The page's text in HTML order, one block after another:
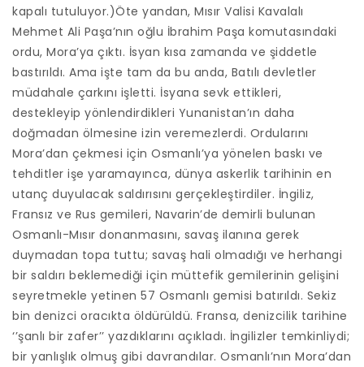
kapalı tutuluyor.)Öte yandan, Mısır Valisi Kavalalı
Mehmet Ali Paşa’nın oğlu İbrahim Paşa komutasındaki
ordu, Mora’ya çıktı. İsyan kısa zamanda ve şiddetle
bastırıldı. Ama işte tam da bu anda, Batılı devletler
müdahale çarkını işletti. İsyana sevk ettikleri,
destekleyip yönlendirdikleri Yunanistan’ın daha
doğmadan ölmesine izin veremezlerdi. Ordularını
Mora’dan çekmesi için Osmanlı’ya yönelen baskı ve
tehditler işe yaramayınca, dünya askerlik tarihinin en
utanç duyulacak saldırısını gerçekleştirdiler. İngiliz,
Fransız ve Rus gemileri, Navarin’de demirli bulunan
Osmanlı-Mısır donanmasını, savaş ilanına gerek
duymadan topa tuttu; savaş hali olmadığı ve herhangi
bir saldırı beklemediği için müttefik gemilerinin gelişini
seyretmekle yetinen 57 Osmanlı gemisi batırıldı. Sekiz
bin denizci oracıkta öldürüldü. Fransa, denizcilik tarihine
‘’şanlı bir zafer’’ yazdıklarını açıkladı. İngilizler temkinliydi;
bir yanlışlık olmuş gibi davrandılar. Osmanlı’nın Mora’dan